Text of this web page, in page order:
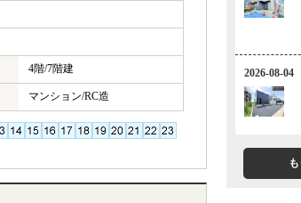
4階/7階建
マンション/RC造